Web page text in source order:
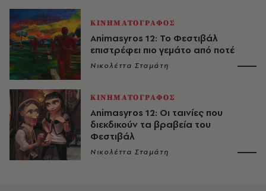
ΚΙΝΗΜΑΤΟΓΡΑΦΟΣ
Animasyros 12: Το Φεστιβάλ
επιστρέφει πιο γεμάτο από ποτέ
Νικολέττα Σταμάτη
ΚΙΝΗΜΑΤΟΓΡΑΦΟΣ
Animasyros 12: Οι ταινίες που
διεκδικούν τα βραβεία του
Φεστιβάλ
Νικολέττα Σταμάτη